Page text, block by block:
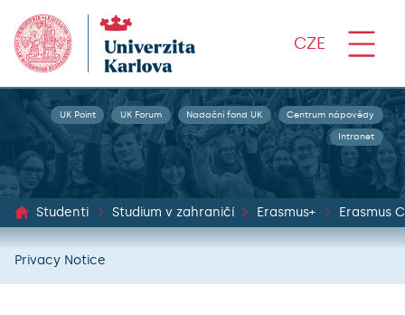
CZE
UK Point UK Forum Nadační fond UK Centrum nápovědy
Intranet
Studenti Studium v zahraničí Erasmus+ Erasmus
Privacy Notice